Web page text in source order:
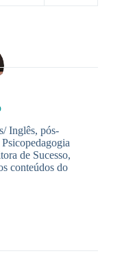
Inglês, pós-
de Sucesso,
conteúdos do